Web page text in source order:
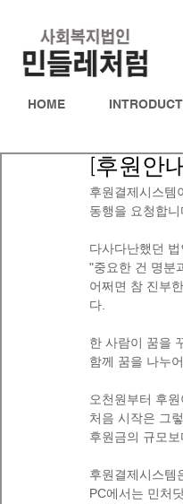
HOME
[후원안
후원결제시스템
동행을 요청합니
다사다난했던
"중요한 건 명분
어쩌면 참 진부
다.
한 사람이 꿈을
함께 꿈을 나누
오천원부터 후
처음 시작은 그
후원금의 규모
후원결제시스템
PC에서는 민처